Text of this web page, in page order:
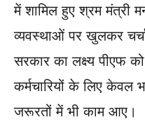
में शामिल हुए श्रम मंत्री
व्यवस्थाओं पर खुलकर
सरकार का लक्ष्य पीएफ
कर्मचारियों के लिए केवल
जरूरतों में भी काम आए।